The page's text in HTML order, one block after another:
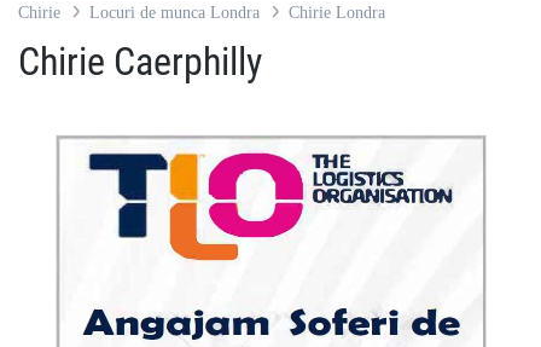
Chirie Locuri de munca Londra Chirie Londra
Chirie Caerphilly